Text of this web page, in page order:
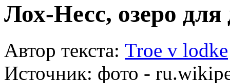
Лох-Несс, озеро для
Автор текста: Troe v lodke
Источник: фото -